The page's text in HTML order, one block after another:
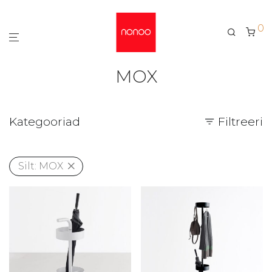
0
MOX
Kategooriad Filtreeri
Silt: MOX